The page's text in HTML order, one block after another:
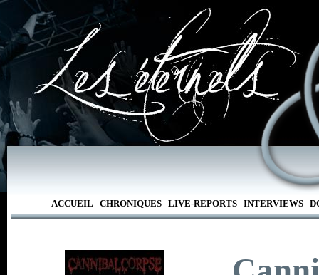
ACCUEIL CHRONIQUES LIVE-REPORTS INTERVIEWS